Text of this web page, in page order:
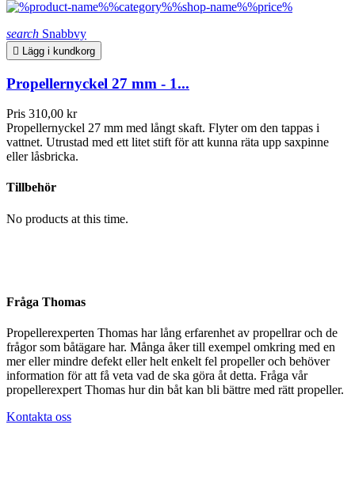
search Snabbvy
 Lägg i kundkorg
Propellernyckel 27 mm - 1...
Pris 310,00 kr
Propellernyckel 27 mm med långt skaft. Flyter om den tappas i
vattnet. Utrustad med ett litet stift för att kunna räta upp saxpinne
eller låsbricka.
Tillbehör
No products at this time.
Fråga Thomas
Propellerexperten Thomas har lång erfarenhet av propellrar och de
frågor som båtägare har. Många åker till exempel omkring med en
mer eller mindre defekt eller helt enkelt fel propeller och behöver
information för att få veta vad de ska göra åt detta. Fråga vår
propellerexpert Thomas hur din båt kan bli bättre med rätt propeller.
Kontakta oss